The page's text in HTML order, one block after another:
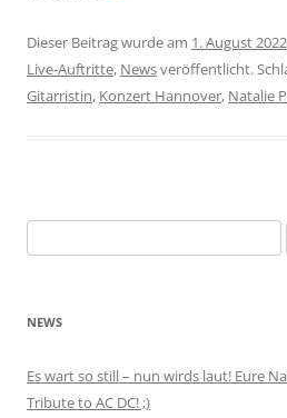
Dieser Beitrag wurde am 1. August 2022
Live-Auftritte, Newsveröffentlicht.
Gitarristin, Konzert Hannover, Natalie
nach:
NEWS
Es wart so still – nun wirds laut! Eure
Tribute to AC DC! ;)